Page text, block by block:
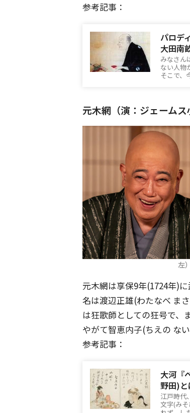
参考記事：
パロデ
大田南
みなさん
ない人物
そこで、
元木網（演：ジェームス
左
元木網は享保9年(1724年)
名は渡辺正雄(わたなべ ま
は狂歌師としての狂号で、
やがて智恵内子(ちえの ない
参考記事：
大河『
野田)
江戸時代
文字(み